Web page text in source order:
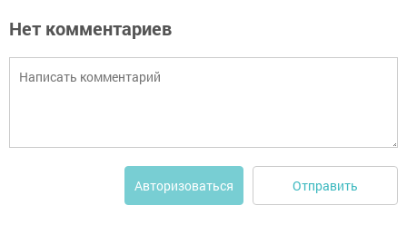
Нет комментариев
Авторизоваться Отправить